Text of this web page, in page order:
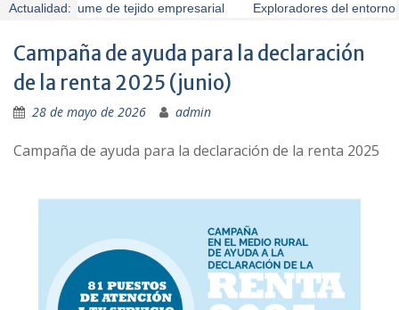
Actualidad:presume de tejido empresarial Exploradores del entorno
Campaña de ayuda para la declaración
de la renta 2025 (junio)
28 de mayo de 2026 admin
Campaña de ayuda para la declaración de la renta 2025